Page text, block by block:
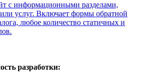
с информационными разделами,
услуг. Включает формы обратной
любое количество статичных и
разработки: